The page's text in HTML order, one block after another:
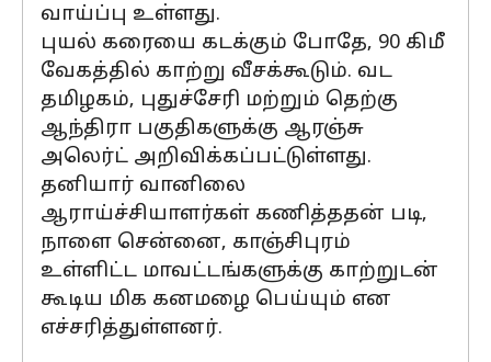
வாய்ப்பு உள்ளது.
புயல் கரையை கடக்கும் போதே, 90 கிமீ
வேகத்தில் காற்று வீசக்கூடும். வட
தமிழகம், புதுச்சேரி மற்றும் தெற்கு
ஆந்திரா பகுதிகளுக்கு ஆரஞ்சு
அலெர்ட் அறிவிக்கப்பட்டுள்ளது.
தனியார் வானிலை
ஆராய்ச்சியாளர்கள் கணித்ததன் படி,
நாளை சென்னை, காஞ்சிபுரம்
உள்ளிட்ட மாவட்டங்களுக்கு காற்றுடன்
கூடிய மிக கனமழை பெய்யும் என
எச்சரித்துள்ளனர்.